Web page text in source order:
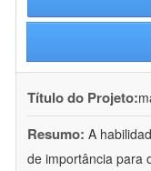
Título do Projeto:
Resumo: A
de importância para